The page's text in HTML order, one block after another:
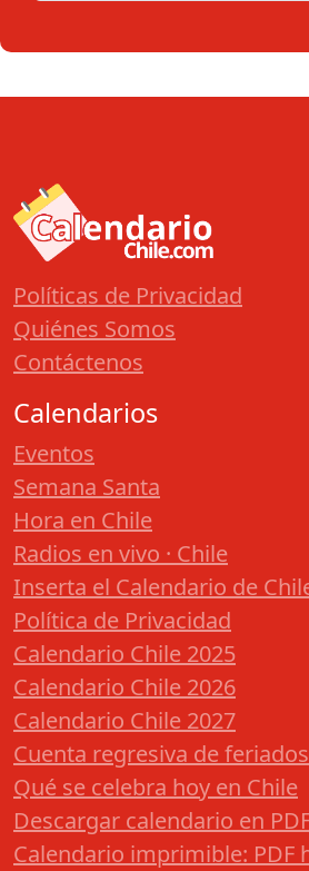
Políticas de Privacidad
Quiénes Somos
Contáctenos
Calendarios
Eventos
Semana Santa
Hora en Chile
Radios en vivo · Chile
Inserta el Calendario de
Política de Privacidad
Calendario Chile 2025
Calendario Chile 2026
Calendario Chile 2027
Cuenta regresiva de
Qué se celebra hoy en Chile
Descargar calendario en
Calendario imprimible: PDF